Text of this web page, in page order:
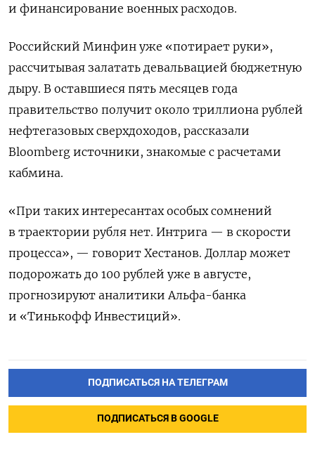
и финансирование военных расходов.
Российский Минфин уже «потирает руки»,
рассчитывая залатать девальвацией бюджетную
дыру. В оставшиеся пять месяцев года
правительство получит около триллиона рублей
нефтегазовых сверхдоходов, рассказали
Bloomberg источники, знакомые с расчетами
кабмина.
«При таких интересантах особых сомнений
в траектории рубля нет. Интрига — в скорости
процесса», — говорит Хестанов. Доллар может
подорожать до 100 рублей уже в августе,
прогнозируют аналитики Альфа-банка
и «Тинькофф Инвестиций».
ПОДПИСАТЬСЯ НА ТЕЛЕГРАМ
ПОДПИСАТЬСЯ В GOOGLE